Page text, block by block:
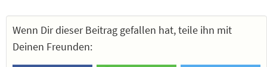
Wenn Dir dieser Beitrag gefallen hat, teile ihn mit
Deinen Freunden: